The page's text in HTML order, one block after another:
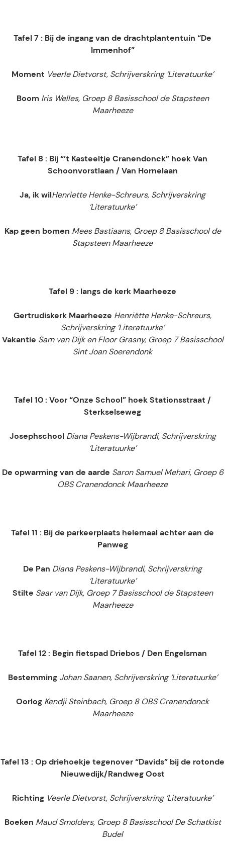
Tafel 7 : Bij de ingang van de drachtplantentuin “De
Immenhof”
Moment Veerle Dietvorst, Schrijverskring ‘Literatuurke’
Boom Iris Welles, Groep 8 Basisschool de Stapsteen
Maarheeze
Tafel 8 : Bij “’t Kasteeltje Cranendonck” hoek Van
Schoonvorstlaan / Van Hornelaan
Ja, ik wilHenriette Henke-Schreurs, Schrijverskring
‘Literatuurke’
Kap geen bomen Mees Bastiaans, Groep 8 Basisschool de
Stapsteen Maarheeze
Tafel 9 : langs de kerk Maarheeze
Gertrudiskerk Maarheeze Henriëtte Henke-Schreurs,
Schrijverskring ‘Literatuurke’
Vakantie Sam van Dijk en Floor Grasny, Groep 7 Basisschool
Sint Joan Soerendonk
Tafel 10 : Voor “Onze School” hoek Stationsstraat /
Sterkselseweg
Josephschool Diana Peskens-Wijbrandi, Schrijverskring
‘Literatuurke’
De opwarming van de aarde Saron Samuel Mehari, Groep 6
OBS Cranendonck Maarheeze
Tafel 11 : Bij de parkeerplaats helemaal achter aan de
Panweg
De Pan Diana Peskens-Wijbrandi, Schrijverskring
‘Literatuurke’
Stilte Saar van Dijk, Groep 7 Basisschool de Stapsteen
Maarheeze
Tafel 12 : Begin fietspad Driebos / Den Engelsman
Bestemming Johan Saanen, Schrijverskring ‘Literatuurke’
Oorlog Kendji Steinbach, Groep 8 OBS Cranendonck
Maarheeze
Tafel 13 : Op driehoekje tegenover “Davids” bij de rotonde
Nieuwedijk/Randweg Oost
Richting Veerle Dietvorst, Schrijverskring ‘Literatuurke’
Boeken Maud Smolders, Groep 8 Basisschool De Schatkist
Budel